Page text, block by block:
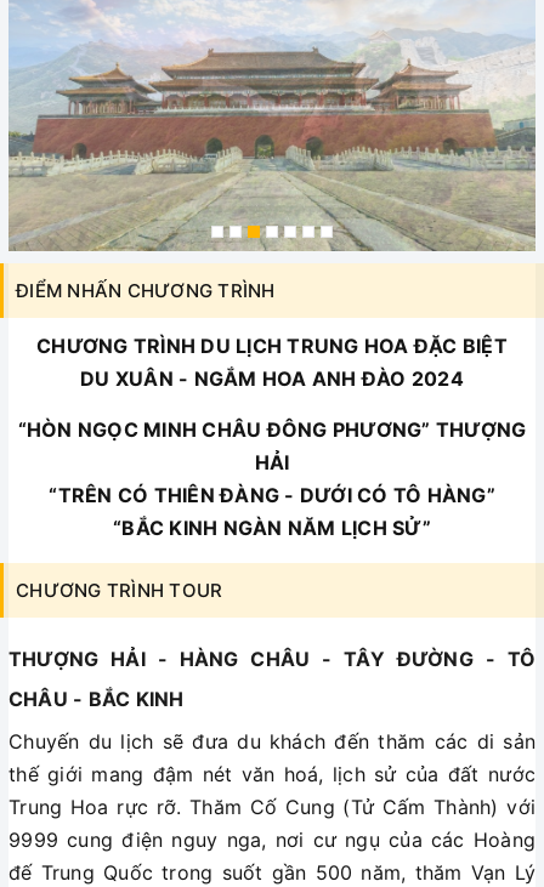
ĐIỂM NHẤN CHƯƠNG TRÌNH
CHƯƠNG TRÌNH DU LỊCH TRUNG HOA ĐẶC BIỆT
DU XUÂN - NGẮM HOA ANH ĐÀO 2024
“HÒN NGỌC MINH CHÂU ĐÔNG PHƯƠNG” THƯỢNG
HẢI
“TRÊN CÓ THIÊN ĐÀNG - DƯỚI CÓ TÔ HÀNG”
“BẮC KINH NGÀN NĂM LỊCH SỬ”
CHƯƠNG TRÌNH TOUR
THƯỢNG HẢI - HÀNG CHÂU - TÂY ĐƯỜNG - TÔ
CHÂU - BẮC KINH
Chuyến du lịch sẽ đưa du khách đến thăm các di sản
thế giới mang đậm nét văn hoá, lịch sử của đất nước
Trung Hoa rực rỡ. Thăm Cố Cung (Tử Cấm Thành) với
9999 cung điện nguy nga, nơi cư ngụ của các Hoàng
đế Trung Quốc trong suốt gần 500 năm, thăm Vạn Lý